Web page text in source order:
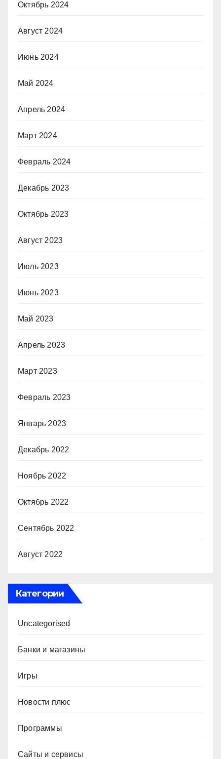
Октябрь 2024
Август 2024
Июнь 2024
Май 2024
Апрель 2024
Март 2024
Февраль 2024
Декабрь 2023
Октябрь 2023
Август 2023
Июль 2023
Июнь 2023
Май 2023
Апрель 2023
Март 2023
Февраль 2023
Январь 2023
Декабрь 2022
Ноябрь 2022
Октябрь 2022
Сентябрь 2022
Август 2022
Категории
Uncategorised
Банки и магазины
Игры
Новости плюс
Программы
Сайты и сервисы